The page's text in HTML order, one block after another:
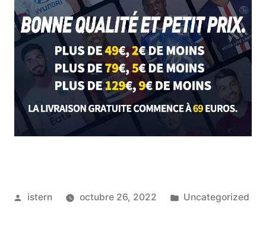
Publicado
istern octubre 26, 2022
Publicado
Uncategorized